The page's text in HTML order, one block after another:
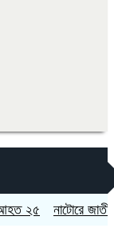
নাটোরে জাতীয়